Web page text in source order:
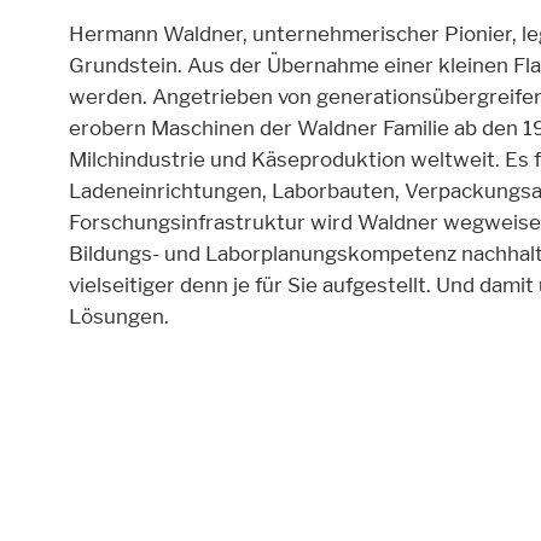
Hermann Waldner, unternehmerischer Pionier,
Grundstein. Aus der Übernahme einer kleinen
werden. Angetrieben von
erobern Maschinen der Waldner Familie ab den
Milchindustrie und Käseproduktion weltweit. Es
Laden­einrichtungen, Laborbauten,
Forschungsinfrastruktur wird Waldner
Bildungs- und Laborplanungskompetenz
vielseitiger denn je für Sie aufgestellt. Und damit
Lösungen.
Externe Inhalte
Beinhaltet Ressourcen, welche externe
Cookie Informationen anzeigen
Statistic cookies anonymize your data